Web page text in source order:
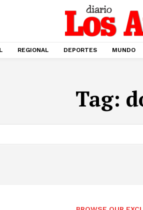
REGIONAL DEPORTES MUNDO
Tag: